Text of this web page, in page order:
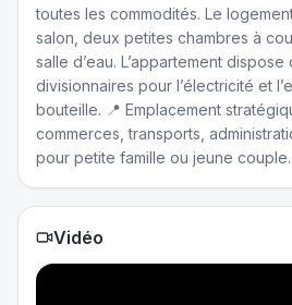
toutes les commodités. Le
salon, deux petites chambres à
salle d’eau. L’appartement
divisionnaires pour l’électricité et
bouteille. 📍 Emplacement
commerces, transports,
pour petite famille ou jeune couple.
Vidéo